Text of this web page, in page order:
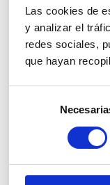
Las cookies de
y analizar el
redes sociales,
que hayan
consentimiento